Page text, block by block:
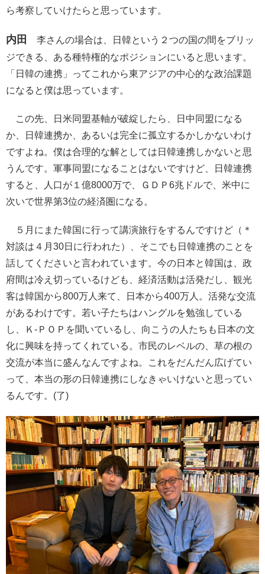
ら考察していけたらと思っています。
内田
李さんの場合は、日韓という２つの国の間をブリッ
ジできる、ある種特権的なポジションにいると思います。
「日韓の連携」ってこれから東アジアの中心的な政治課題
になると僕は思っています。
この先、日米同盟基軸が破綻したら、日中同盟になる
か、日韓連携か、あるいは完全に孤立するかしかないわけ
ですよね。僕は合理的な解としては日韓連携しかないと思
うんです。軍事同盟になることはないですけど、日韓連携
すると、人口が１億8000万で、ＧＤＰ6兆ドルで、米中に
次いで世界第3位の経済圏になる。
５月にまた韓国に行って講演旅行をするんですけど（＊
対談は４月30日に行われた）、そこでも日韓連携のことを
話してくださいと言われています。今の日本と韓国は、政
府間は冷え切っているけども、経済活動は活発だし、観光
客は韓国から800万人来て、日本から400万人。活発な交流
があるわけです。若い子たちはハングルを勉強している
し、Ｋ-ＰＯＰを聞いているし、向こうの人たちも日本の文
化に興味を持ってくれている。市民のレベルの、草の根の
交流が本当に盛んなんですよね。これをだんだん広げてい
って、本当の形の日韓連携にしなきゃいけないと思ってい
るんです。(了)